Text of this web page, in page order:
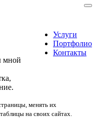
Услуги
Портфолио
Контакты
мной
менять их
на своих сайтах.